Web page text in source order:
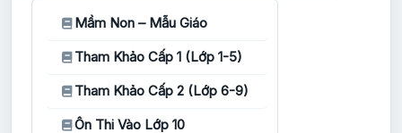
Mầm Non – Mẫu Giáo
Tham Khảo Cấp 1 (Lớp 1-5)
Tham Khảo Cấp 2 (Lớp 6-9)
Ôn Thi Vào Lớp 10